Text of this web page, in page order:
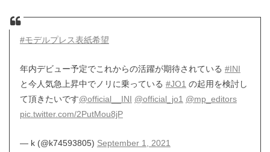
#モデルプレス表紙希望
年内デビュー予定でこれからの活躍が期待されている #INI
と今人気急上昇中でノリに乗っている #JO1 の起用を検討し
て頂きたいです@official__INI @official_jo1 @mp_editors
pic.twitter.com/2PutMou8jP
— k (@k74593805) September 1, 2021